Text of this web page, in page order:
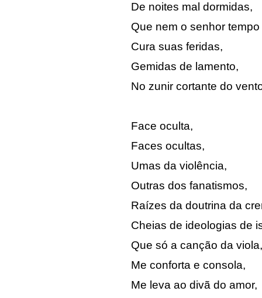
De noites mal dormidas,
Que nem o senhor tempo
Cura suas feridas,
Gemidas de lamento,
No zunir cortante do
Face oculta,
Faces ocultas,
Umas da violência,
Outras dos fanatismos,
Raízes da doutrina da
Cheias de ideologias de
Que só a canção da viola,
Me conforta e consola,
Me leva ao divã do amor,